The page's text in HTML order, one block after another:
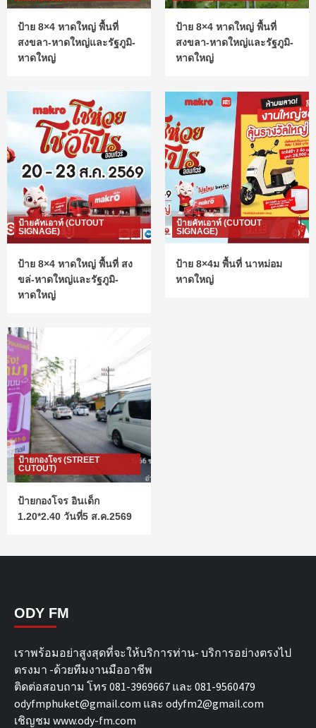
ป้าย 8×4 หาดใหญ่ พื้นที่
สงขลา-หาดใหญ่และรัฐภูมิ-
หาดใหญ่
ป้าย 8×4 หาดใหญ่ พื้นที่
สงขลา-หาดใหญ่และรัฐภูมิ-
หาดใหญ่
ป้ายคัทเอาท์ (CUTOUT
SIGNAGE)
ป้าย 8×4 หาดใหญ่ พื้นที่ สง
ขล่-หาดใหญ่และรัฐภูมิ-
หาดใหญ่
ป้ายคัทเอาท์ (CUTOUT
SIGNAGE)
ป้าย 8×4ม พื้นที่ นาหม่อม
หาดใหญ่
ป้ายกองโจร (STREET
CUTOUT)
ป้ายกองโจร อินเด็ก
1.20*2.40 วันที่5 ส.ค.2569
ODY FM
เราพร้อมอย่าสูงสุดที่จะให้บริการท่าน- บริการอย่างตรงไป
ตรงมา -ด้วยทีมงานมืออาชีพ
ติดต่อสอบถาม โทร 081-3969667 และ 081-9560479
odyfmphuket@gmail.com และ odyfm2@gmail.com
เชิญชม www.ody-fm.com